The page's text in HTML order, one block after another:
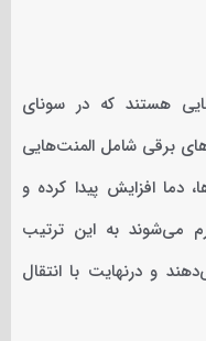
هستند که در سونای
برقی شامل المنت‌هایی
دما افزایش پیدا کرده و
می‌شوند به این ترتیب
و درنهایت با انتقال